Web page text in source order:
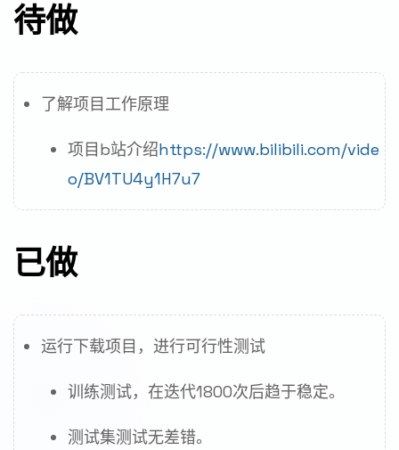
待做
了解项目工作原理
项目b站介绍https://www.bilibili.com/vide
o/BV1TU4y1H7u7
已做
运行下载项目，进行可行性测试
训练测试，在迭代1800次后趋于稳定。
测试集测试无差错。